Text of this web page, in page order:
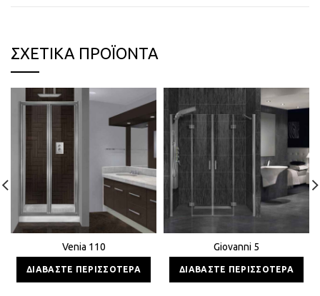
ΣΧΕΤΙΚΆ ΠΡΟΪΌΝΤΑ
Venia 110
ΔΙΑΒΆΣΤΕ ΠΕΡΙΣΣΌΤΕΡΑ
Giovanni 5
ΔΙΑΒΆΣΤΕ ΠΕΡΙΣΣΌΤΕΡΑ